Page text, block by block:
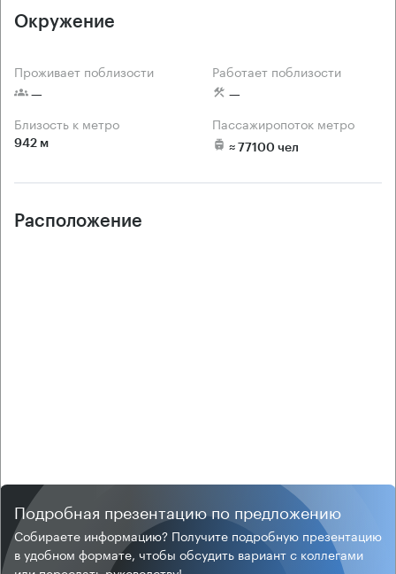
Окружение
Проживает поблизости
—
Работает поблизости
—
Близость к метро
942 м
Пассажиропоток метро
≈ 77100 чел
Расположение
Подробная презентацию по предложению
Собираете информацию? Получите подробную презентацию
в удобном формате, чтобы обсудить вариант с коллегами